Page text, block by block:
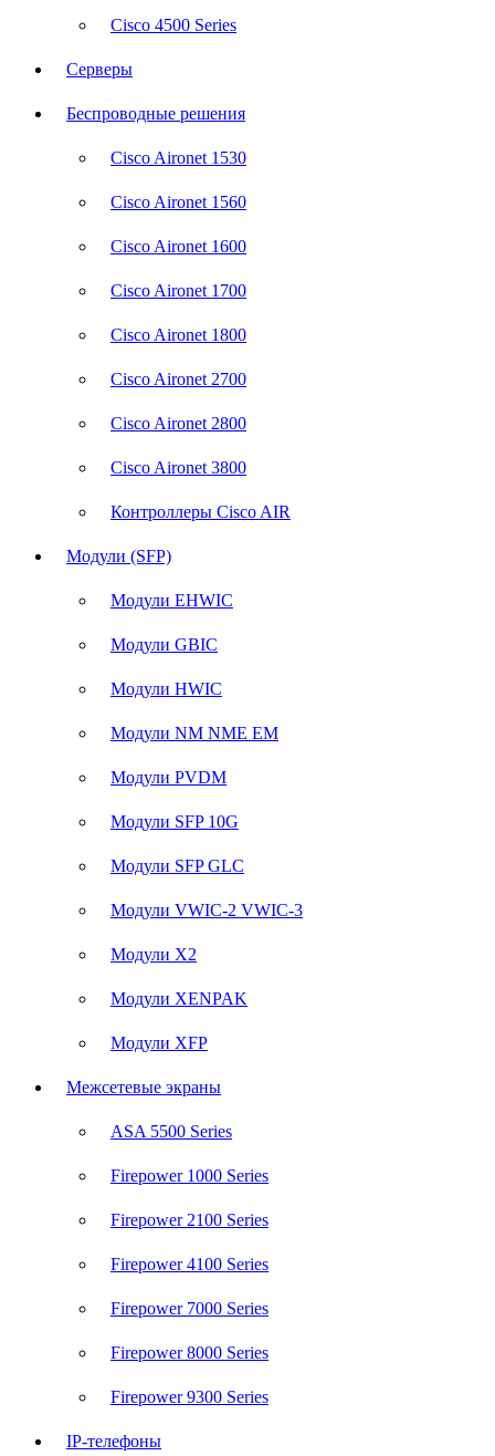
Cisco 4500 Series
Серверы
Беспроводные решения
Cisco Aironet 1530
Cisco Aironet 1560
Cisco Aironet 1600
Cisco Aironet 1700
Cisco Aironet 1800
Cisco Aironet 2700
Cisco Aironet 2800
Cisco Aironet 3800
Контроллеры Cisco AIR
Модули (SFP)
Модули EHWIC
Модули GBIC
Модули HWIC
Модули NM NME EM
Модули PVDM
Модули SFP 10G
Модули SFP GLC
Модули VWIC-2 VWIC-3
Модули X2
Модули XENPAK
Модули XFP
Межсетевые экраны
ASA 5500 Series
Firepower 1000 Series
Firepower 2100 Series
Firepower 4100 Series
Firepower 7000 Series
Firepower 8000 Series
Firepower 9300 Series
IP-телефоны